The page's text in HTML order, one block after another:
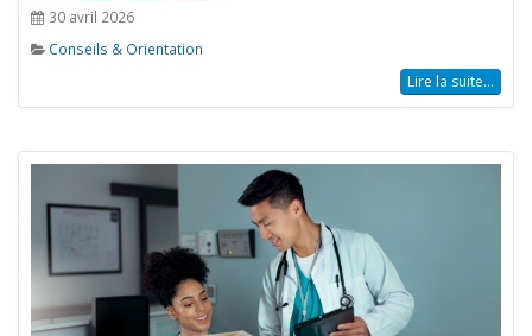
30 avril 2026
Conseils & Orientation
Lire la suite...